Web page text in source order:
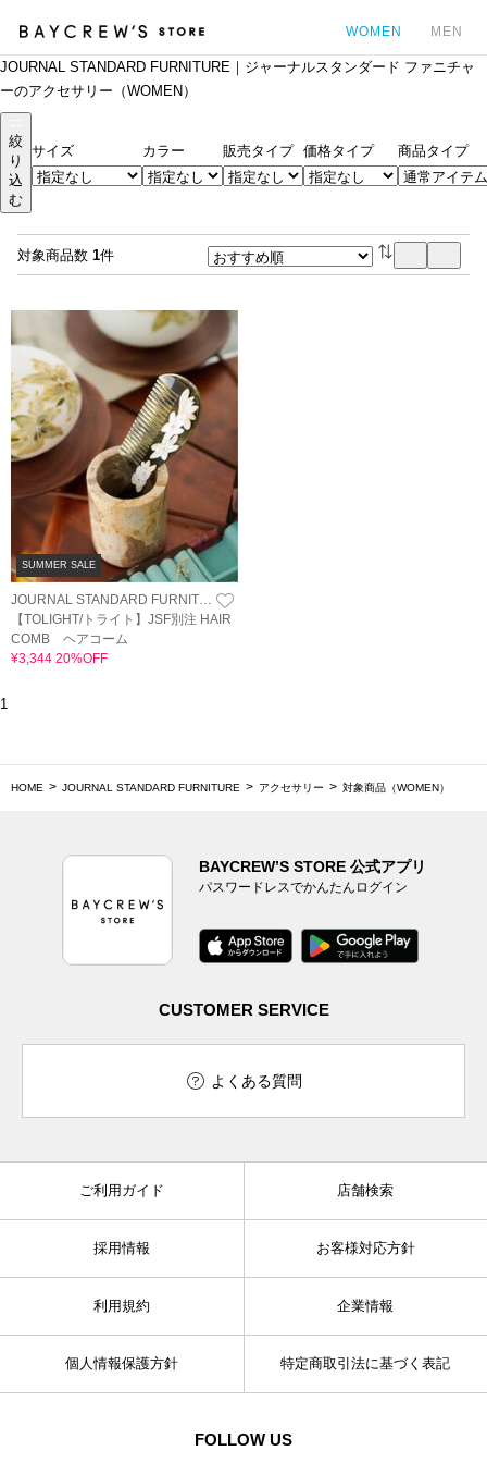
WOMEN MEN
JOURNAL STANDARD FURNITURE｜ジャーナルスタンダード ファニチャ
ーのアクセサリー（WOMEN）
絞
り
込
む
サイズ カラー 販売タイプ 価格タイプ 商品タイプ
対象商品数 1件
SUMMER SALE
JOURNAL STANDARD FURNITURE
【TOLIGHT/トライト】JSF別注 HAIR
COMB ヘアコーム
¥3,344 20%OFF
1
HOME JOURNAL STANDARD FURNITURE アクセサリー 対象商品（WOMEN）
BAYCREW’S STORE 公式アプリ
パスワードレスでかんたんログイン
CUSTOMER SERVICE
よくある質問
ご利用ガイド 店舗検索
採用情報 お客様対応方針
利用規約 企業情報
個人情報保護方針 特定商取引法に基づく表記
FOLLOW US